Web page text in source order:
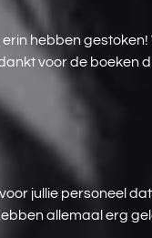
hebben
voor de boeken
jullie personeel
allemaal erg